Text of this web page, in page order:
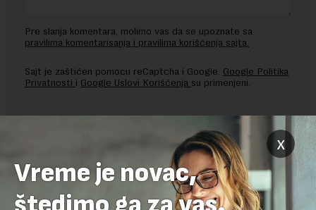
Pre slanja komentara, molimo vas da se upoznate sa
pravilima komentarisanja i pravilima korišćenja sajta.
Sajt je zaštićen pomocu reCaptcha i Google. Google Politika
Privatnosti i Google Uslovi Korišćenja su primenjeni.
x
Vreme je novac,